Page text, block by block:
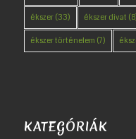
ékszer(33) ékszer divat
ékszer történelem (7)
KATEGÓRIÁK